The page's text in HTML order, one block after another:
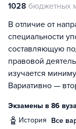
1028 бюджетных
В отличие от
специальности
составляющую
правовой
изучается
Вариативно —
Экзамены в 86
история
Все